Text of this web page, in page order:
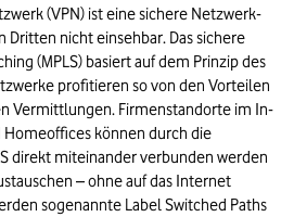
(VPN) ist eine sichere Netzwerk-
Dritten nicht einsehbar. Das sichere
(MPLS) basiert auf dem Prinzip des
profitieren so von den Vorteilen
Vermittlungen. Firmenstandorte im In-
Homeoffices können durch die
direkt miteinander verbunden werden
– ohne auf das Internet
sogenannte Label Switched Paths